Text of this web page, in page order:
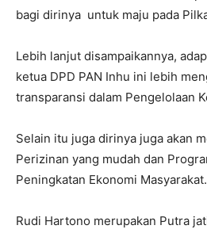
bagi dirinya untuk maju pada
Lebih lanjut disampaikannya,
ketua DPD PAN Inhu ini lebih
transparansi dalam Pengelolaan
Selain itu juga dirinya juga akan
Perizinan yang mudah dan
Peningkatan Ekonomi Masyarakat.
Rudi Hartono merupakan Putra